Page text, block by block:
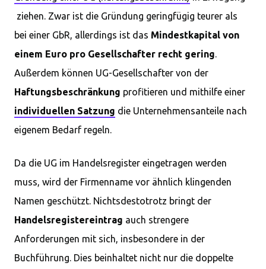
ziehen. Zwar ist die Gründung geringfügig teurer als
bei einer GbR, allerdings ist das Mindestkapital von
einem Euro pro Gesellschafter recht gering.
Außerdem können UG-Gesellschafter von der
Haftungsbeschränkung profitieren und mithilfe einer
individuellen Satzung die Unternehmensanteile nach
eigenem Bedarf regeln.
Da die UG im Handelsregister eingetragen werden
muss, wird der Firmenname vor ähnlich klingenden
Namen geschützt. Nichtsdestotrotz bringt der
Handelsregistereintrag auch strengere
Anforderungen mit sich, insbesondere in der
Buchführung. Dies beinhaltet nicht nur die doppelte